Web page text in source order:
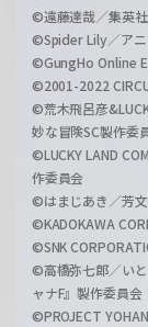
©遠藤達哉／集英
©Spider Lily／アニ
©GungHo Online
©2001-2022
©荒木飛呂彦
妙な冒険SC製作委
©LUCKY LAND
作委員会
©はまじあき／芳
©KADOKAWA
©SNK
©高橋弥七郎／い
ャナF』製作委員会
©PROJECT